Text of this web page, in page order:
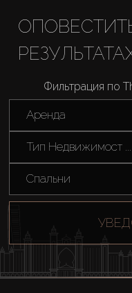
Фильтрация по
Аренда
Тип Недвижимост ...
Спальни